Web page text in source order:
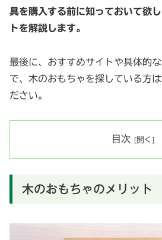
具を購入する前に知っておいて欲
トを解説します。
最後に、おすすめサイトや具体的
で、木のおもちゃを探している方
ださい。
目次
木のおもちゃのメリット